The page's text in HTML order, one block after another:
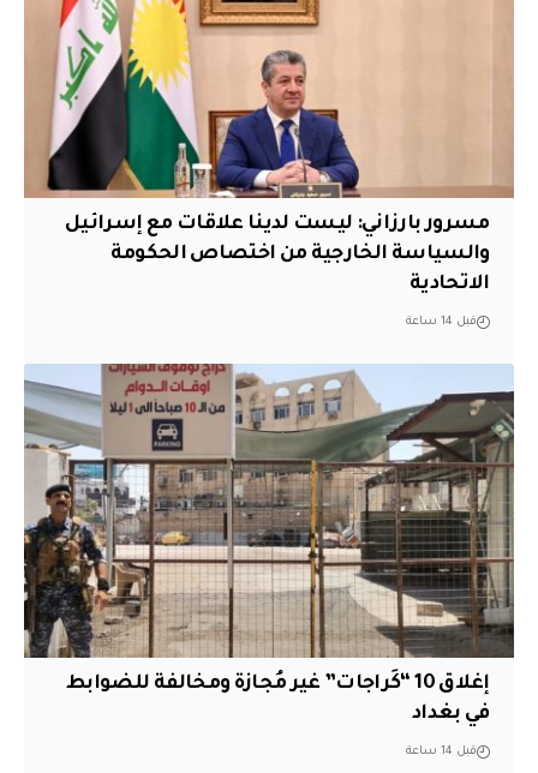
مسرور بارزاني: ليست لدينا علاقات مع إسرائيل
والسياسة الخارجية من اختصاص الحكومة
الاتحادية
قبل 14 ساعة
إغلاق 10 “كَراجات” غير مُجازة ومخالفة للضوابط
في بغداد
قبل 14 ساعة